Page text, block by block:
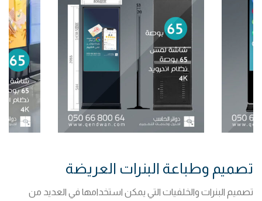
تصميم وطباعة البنرات العريضة
تصميم البنرات والخلفيات التي يمكن استخدامها في العديد من